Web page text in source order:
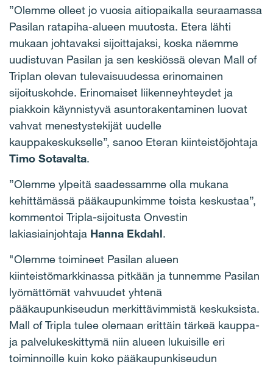
”Olemme olleet jo vuosia aitiopaikalla seuraamassa
Pasilan ratapiha-alueen muutosta. Etera lähti
mukaan johtavaksi sijoittajaksi, koska näemme
uudistuvan Pasilan ja sen keskiössä olevan Mall of
Triplan olevan tulevaisuudessa erinomainen
sijoituskohde. Erinomaiset liikenneyhteydet ja
piakkoin käynnistyvä asuntorakentaminen luovat
vahvat menestystekijät uudelle
kauppakeskukselle”, sanoo Eteran kiinteistöjohtaja
Timo Sotavalta.
”Olemme ylpeitä saadessamme olla mukana
kehittämässä pääkaupunkimme toista keskustaa”,
kommentoi Tripla-sijoitusta Onvestin
lakiasiainjohtaja Hanna Ekdahl.
"Olemme toimineet Pasilan alueen
kiinteistömarkkinassa pitkään ja tunnemme Pasilan
lyömättömät vahvuudet yhtenä
pääkaupunkiseudun merkittävimmistä keskuksista.
Mall of Tripla tulee olemaan erittäin tärkeä kauppa-
ja palvelukeskittymä niin alueen lukuisille eri
toiminnoille kuin koko pääkaupunkiseudun